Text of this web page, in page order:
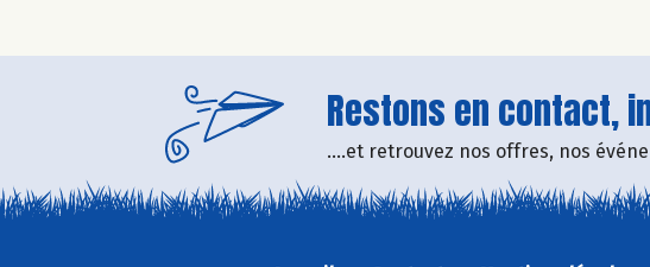
Restons en contact,
....et retrouvez nos offres, nos